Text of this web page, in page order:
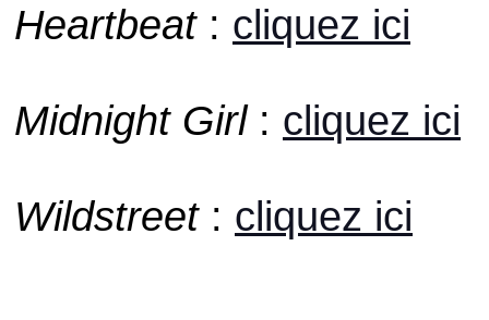
Heartbeat: cliquez ici
Midnight Girl: cliquez ici
Wildstreet: cliquez ici